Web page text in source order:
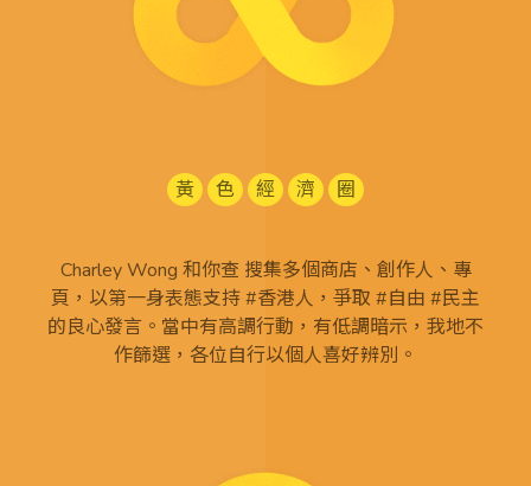
黃 色 經 濟 圈
Charley Wong 和你查 搜集多個商店、創作人、專
頁，以第一身表態支持 #香港人，爭取 #自由 #民主
的良心發言。當中有高調行動，有低調暗示，我地不
作篩選，各位自行以個人喜好辨別。